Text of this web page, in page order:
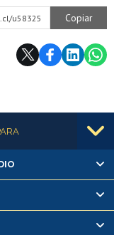
u58325 Copiar
os